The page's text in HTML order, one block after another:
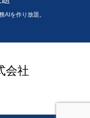
AIを作り放題。
会社